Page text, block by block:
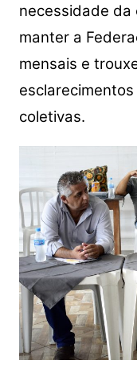
necessidade da
manter a
mensais e
coletivas.